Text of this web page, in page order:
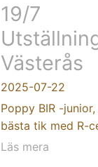
19/7
Västerås
2025-07-22
Poppy BIR -
bästa tik med R-
Läs mera